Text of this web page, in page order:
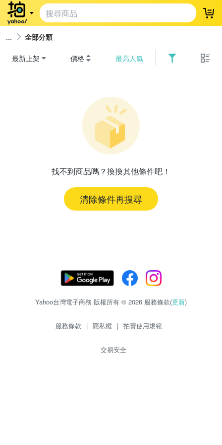
登
全部分類
最新上架 價格 最高人氣
找不到商品嗎？換換其他條件吧！
清除條件再搜尋
Yahoo台灣電子商務 版權所有 © 2026 服務條款(更新)
服務條款 | 隱私權 | 拍賣使用規範
交易安全